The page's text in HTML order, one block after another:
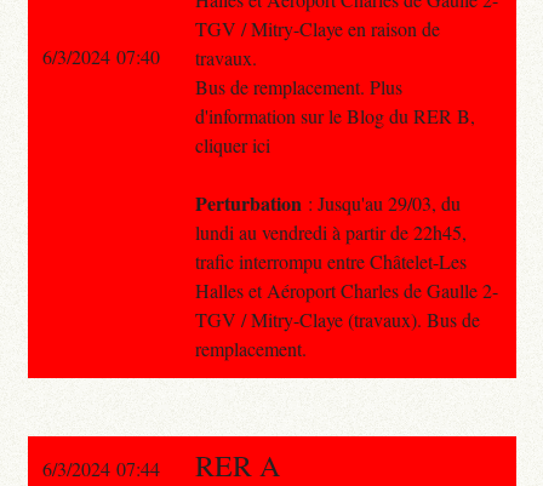
TGV / Mitry-Claye en raison de
travaux.
Bus de remplacement. Plus
d'information sur le Blog du RER B,
cliquer ici
Perturbation : Jusqu'au 29/03, du
lundi au vendredi à partir de 22h45,
trafic interrompu entre Châtelet-Les
Halles et Aéroport Charles de Gaulle 2-
TGV / Mitry-Claye (travaux). Bus de
remplacement.
6/3/2024 07:40
6/3/2024 07:44 RER A